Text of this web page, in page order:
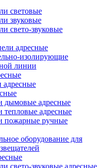
световые
звуковые
свето-звуковые
адресные
изолирующие
линии
адресные
дымовые адресные
тепловые адресные
пожарные ручные
оборудование для
свето-звуковые адресные